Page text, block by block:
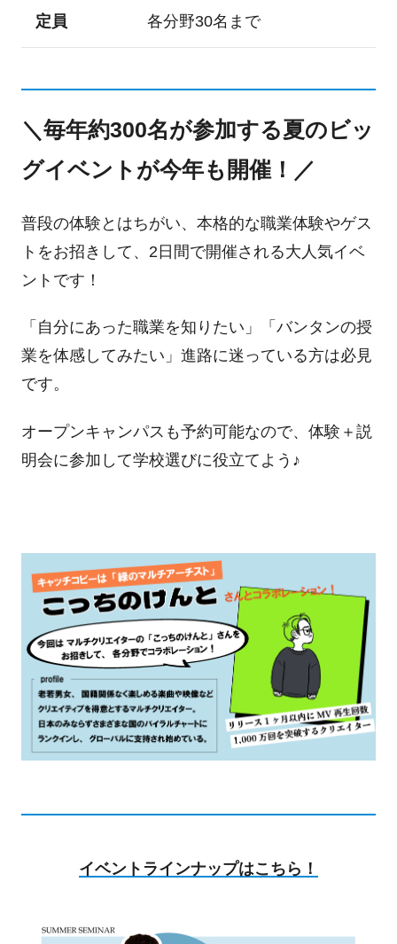
定員 各分野30名まで
＼毎年約300名が参加する夏のビッ
グイベントが今年も開催！／
普段の体験とはちがい、本格的な職業体験やゲス
トをお招きして、2日間で開催される大人気イベ
ントです！
「自分にあった職業を知りたい」「バンタンの授
業を体感してみたい」進路に迷っている方は必見
です。
オープンキャンパスも予約可能なので、体験＋説
明会に参加して学校選びに役立てよう♪
イベントラインナップはこちら！